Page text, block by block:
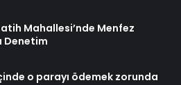
Mahallesi’nde Menfez
Denetim
o parayı ödemek zorunda